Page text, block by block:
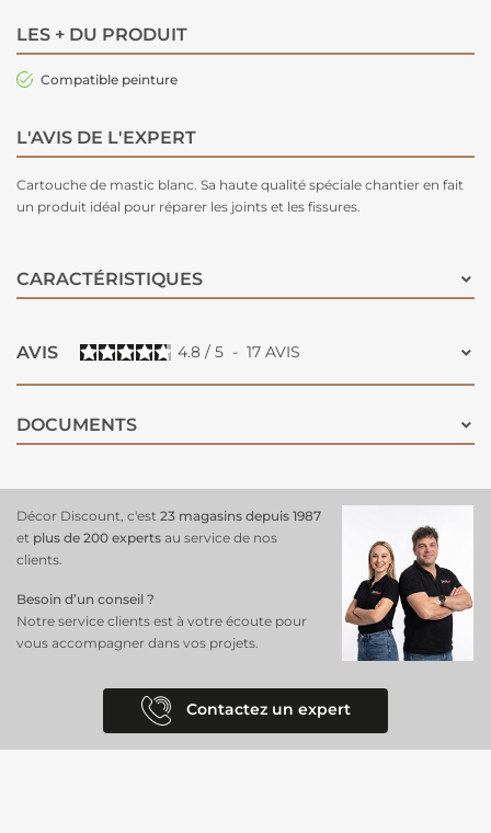
LES + DU PRODUIT
Compatible peinture
L'AVIS DE L'EXPERT
Cartouche de mastic blanc. Sa haute qualité spéciale chantier en fait
un produit idéal pour réparer les joints et les fissures.
CARACTÉRISTIQUES
AVIS 4.8 / 5 - 17 AVIS
DOCUMENTS
Décor Discount, c'est 23 magasins depuis 1987
et plus de 200 experts au service de nos
clients.
Besoin d’un conseil ?
Notre service clients est à votre écoute pour
vous accompagner dans vos projets.
Contactez un expert